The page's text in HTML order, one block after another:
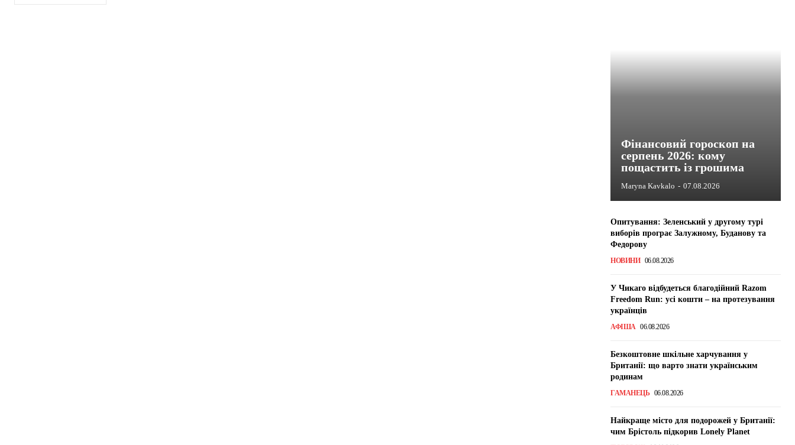
Фінансовий гороскоп на
серпень 2026: кому
пощастить із грошима
Maryna Kavkalo - 07.08.2026
Опитування: Зеленський у другому турі
виборів програє Залужному, Буданову та
Федорову
НОВИНИ 06.08.2026
У Чикаго відбудеться благодійний Razom
Freedom Run: усі кошти – на протезування
українців
АФІША 06.08.2026
Безкоштовне шкільне харчування у
Британії: що варто знати українським
родинам
ГАМАНЕЦЬ 06.08.2026
Найкраще місто для подорожей у Британії:
чим Брістоль підкорив Lonely Planet